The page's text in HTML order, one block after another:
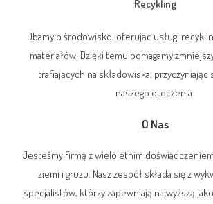
Recykling
Dbamy o środowisko, oferując usługi
materiałów. Dzięki temu pomagamy
trafiających na składowiska,
naszego otoczenia.
O Nas
Jesteśmy firmą z wieloletnim
ziemi i gruzu. Nasz zespół składa się z
specjalistów, którzy zapewniają najwyższą